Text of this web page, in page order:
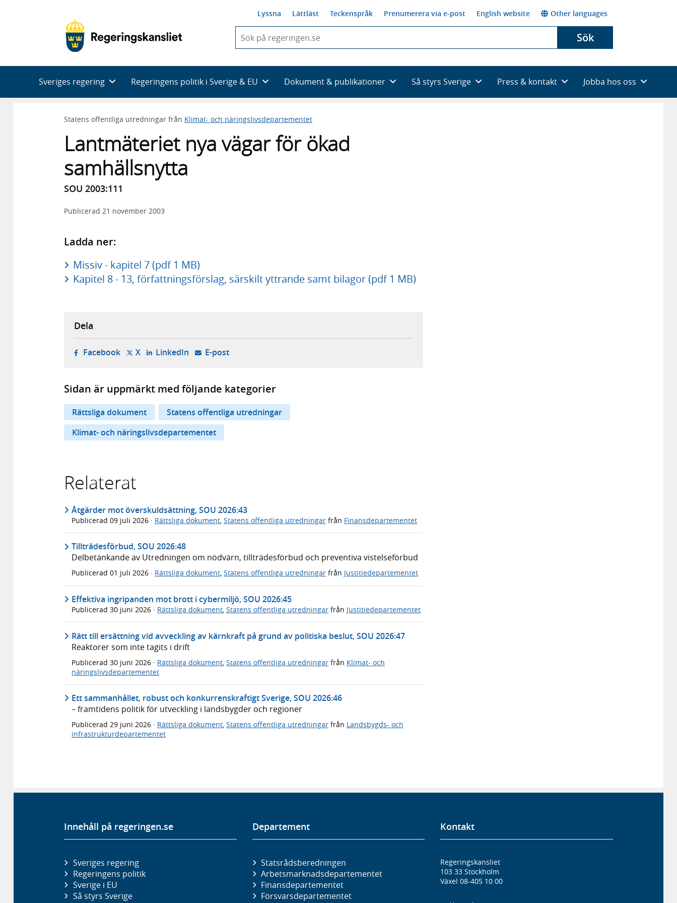
Lyssna Lättläst Teckenspråk Prenumerera via e-post English website Other languages
du
skriva
framträder
en
med
Sök
Sveriges regering Regeringens politik i Sverige & EU Dokument & publikationer Så styrs Sverige Press & kontakt Jobba hos oss
Statens offentliga utredningar från Klimat- och näringslivsdepartementet
Lantmäteriet nya vägar för ökad
samhällsnytta
SOU 2003:111
Publicerad 21 november 2003
Ladda ner:
Missiv - kapitel 7 (pdf 1 MB)
Kapitel 8 - 13, författningsförslag, särskilt yttrande samt bilagor (pdf 1 MB)
Dela
Facebook- öppnas i ny flik, extern webbplats,
X- öppnas i ny flik, extern webbplats,
LinkedIn- öppnas i ny flik, extern webbplats,
E-post- öppnar din e-postklient,
Sidan är uppmärkt med följande kategorier
Rättsliga dokument
Statens offentliga utredningar
Klimat- och näringslivsdepartementet
Relaterat
Åtgärder mot överskuldsättning, SOU 2026:43
Publicerad 09 juli 2026 · Rättsliga dokument Statens offentliga utredningar från Finansdepartementet
Tillträdesförbud, SOU 2026:48
Delbetänkande av Utredningen om nödvärn, tillträdesförbud och preventiva vistelseförbud
Publicerad 01 juli 2026 · Rättsliga dokument, Statens offentliga utredningar från Justitiedepartementet
Effektiva ingripanden mot brott i cybermiljö, SOU 2026:45
Publicerad 30 juni 2026 · Rättsliga dokument, Statens offentliga utredningar från Justitiedepartementet
Rätt till ersättning vid avveckling av kärnkraft på grund av politiska beslut, SOU 2026:47
Reaktorer som inte tagits i drift
Publicerad 30 juni 2026 · Rättsliga dokument Statens offentliga utredningar från Klimat- och
näringslivsdepartementet
Ett sammanhållet, robust och konkurrenskraftigt Sverige, SOU 2026:46
– framtidens politik för utveckling i landsbygder och regioner
Publicerad 29 juni 2026 · Rättsliga dokument, Statens offentliga utredningar från Landsbygds- och
infrastrukturdepartementet
Innehåll på regeringen.se
Sveriges regering
Regeringens politik
Sverige i EU
Så styrs Sverige
Departement
Statsrådsberedningen
Arbetsmarknads­departementet
Finans­departementet
Försvars­departementet
Kontakt
Regeringskansliet
103 33 Stockholm
Växel 08-405 10 00